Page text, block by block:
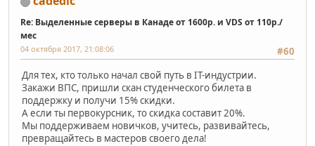
Re: Выделенные серверы в Канаде от 1600р. и VDS от 110р./
мес
#60
04 октября 2017, 21:08:06
Для тех, кто только начал свой путь в IT-индустрии.
Закажи ВПС, пришли скан студенческого билета в
поддержку и получи 15% скидки.
А если ты первокурсник, то скидка составит 20%.
Мы поддерживаем новичков, учитесь, развивайтесь,
превращайтесь в мастеров своего дела!